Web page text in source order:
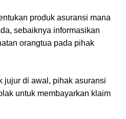
produk asuransi mana
sebaiknya informasikan
orangtua pada pihak
jujur di awal, pihak asuransi
untuk membayarkan klaim